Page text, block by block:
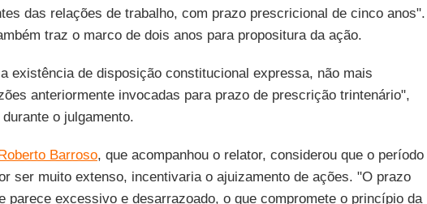
das relações de trabalho, com prazo prescricional de cinco anos".
traz o marco de dois anos para propositura da ação.
existência de disposição constitucional expressa, não mais
anteriormente invocadas para prazo de prescrição trintenário",
o julgamento.
Barroso, que acompanhou o relator, considerou que o período
ser muito extenso, incentivaria o ajuizamento de ações. "O prazo
parece excessivo e desarrazoado, o que compromete o princípio da